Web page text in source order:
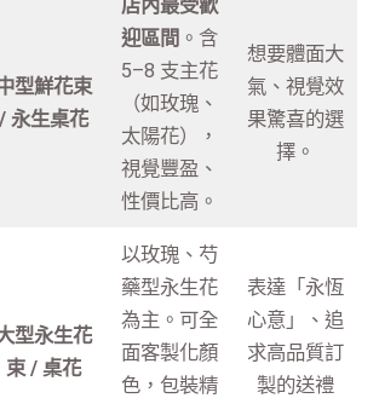
型鮮花束
/ 永生桌花
店內最受歡
迎區間 。含
5–8 支主花
（如玫瑰、
太陽花），
視覺豐盈、
性價比高。
想要體面大
氣、視覺效
果驚喜的選
擇。
型永生花
束 / 桌花
以玫瑰、芍
藥型永生花
為主。可全
面客製化顏
色，包裝精
表達「永恆
心意」、追
求高品質訂
製的送禮